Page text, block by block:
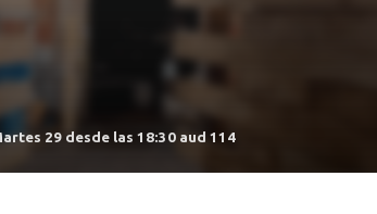
Infraestructura
Publicaciones
29 desde las 18:30 aud 114